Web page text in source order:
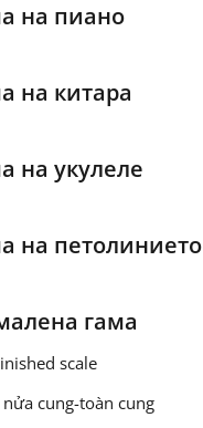
на пиано
на китара
на укулеле
на петолинието
гама
scale
cung-toàn cung